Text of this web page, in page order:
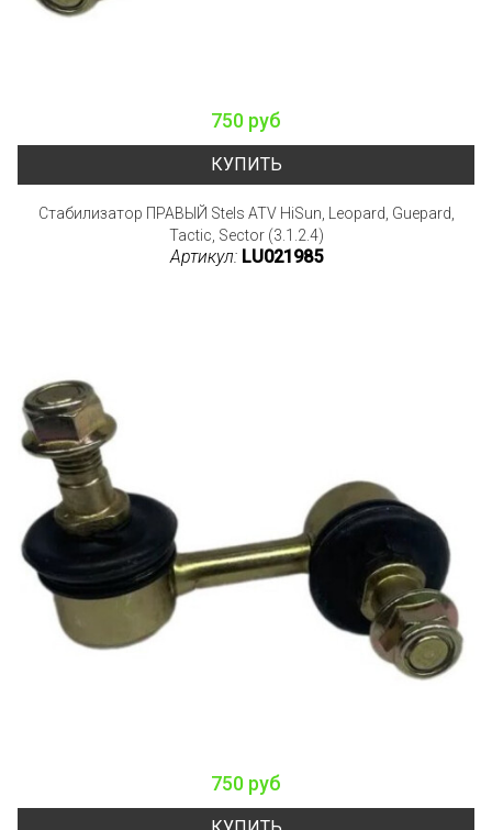
750 руб
КУПИТЬ
Стабилизатор ПРАВЫЙ Stels ATV HiSun, Leopard, Guepard,
Tactic, Sector (3.1.2.4)
Артикул: LU021985
750 руб